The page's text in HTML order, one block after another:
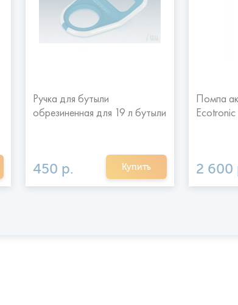
Ручка для бутыли
обрезиненная для 19 л бутыли
450 р. Купить
Помпа
Ecotronic
2 600